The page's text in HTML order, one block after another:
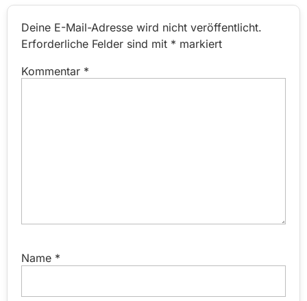
Deine E-Mail-Adresse wird nicht veröffentlicht.
Erforderliche Felder sind mit * markiert
Kommentar *
Name *